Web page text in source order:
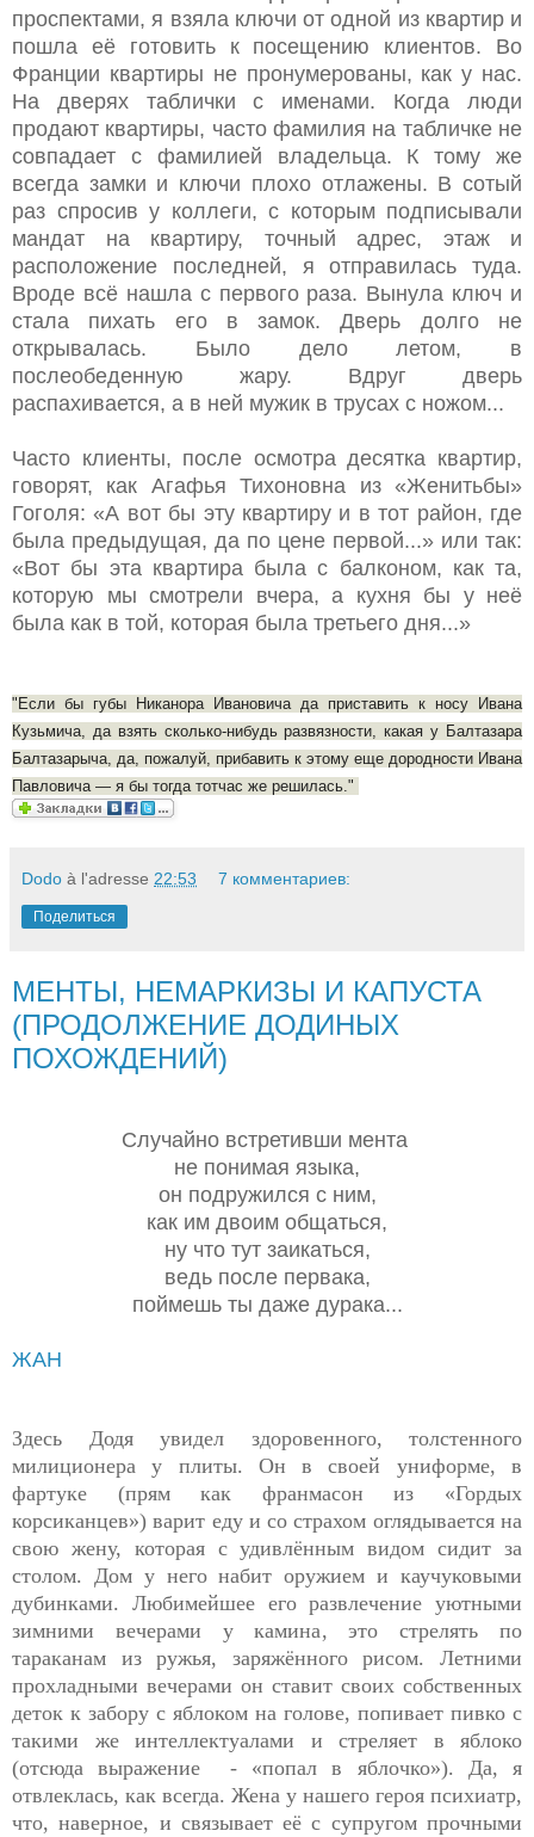
проспектами, я взяла ключи от одной из квартир и
пошла её готовить к посещению клиентов. Во
Франции квартиры не пронумерованы, как у нас.
На дверях таблички с именами. Когда люди
продают квартиры, часто фамилия на табличке не
совпадает с фамилией владельца. К тому же
всегда замки и ключи плохо отлажены. В сотый
раз спросив у коллеги, с которым подписывали
мандат на квартиру, точный адрес, этаж и
расположение последней, я отправилась туда.
Вроде всё нашла с первого раза. Вынула ключ и
стала пихать его в замок. Дверь долго не
открывалась. Было дело летом, в
послеобеденную жару. Вдруг дверь
распахивается, а в ней мужик в трусах с ножом...
Часто клиенты, после осмотра десятка квартир,
говорят, как Агафья Тихоновна из «Женитьбы»
Гоголя: «А вот бы эту квартиру и в тот район, где
была предыдущая, да по цене первой...» или так:
«Вот бы эта квартира была с балконом, как та,
которую мы смотрели вчера, а кухня бы у неё
была как в той, которая была третьего дня...»
"Если бы губы Никанора Ивановича да приставить к носу Ивана
Кузьмича, да взять сколько-нибудь развязности, какая у Балтазара
Балтазарыча, да, пожалуй, прибавить к этому еще дородности Ивана
Павловича — я бы тогда тотчас же решилась."
Dodo à l'adresse 22:53 7 комментариев:
Поделиться
МЕНТЫ, НЕМАРКИЗЫ И КАПУСТА
(ПРОДОЛЖЕНИЕ ДОДИНЫХ
ПОХОЖДЕНИЙ)
Случайно встретивши мента
не понимая языка,
он подружился с ним,
как им двоим общаться,
ну что тут заикаться,
ведь после первака,
поймешь ты даже дурака...
ЖАН
Здесь Додя увидел здоровенного, толстенного
милиционера у плиты. Он в своей униформе, в
фартуке (прям как франмасон из «Гордых
корсиканцев») варит еду и со страхом оглядывается на
свою жену, которая с удивлённым видом сидит за
столом. Дом у него набит оружием и каучуковыми
дубинками. Любимейшее его развлечение уютными
зимними вечерами у камина, это стрелять по
тараканам из ружья, заряжённого рисом. Летними
прохладными вечерами он ставит своих собственных
деток к забору с яблоком на голове, попивает пивко с
такими же интеллектуалами и стреляет в яблоко
(отсюда выражение - «попал в яблочко»). Да, я
отвлеклась, как всегда. Жена у нашего героя психиатр,
что, наверное, и связывает её с супругом прочными